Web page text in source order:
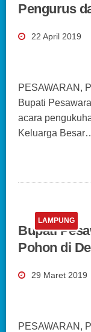
Pengurus
22 April 2019
PESAWARAN,
Bupati
acara
Keluarga
LAMPUNG
Bupati
Pohon di
29 Maret 2019
PESAWARAN,